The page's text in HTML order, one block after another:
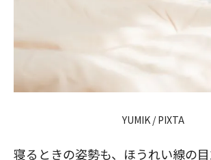
YUMIK / PIXTA
寝るときの姿勢も、ほうれい線の